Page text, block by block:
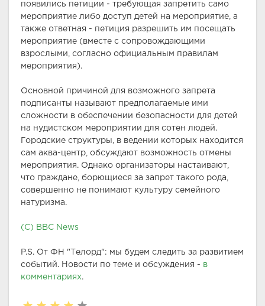
появились петиции - требующая запретить само
мероприятие либо доступ детей на мероприятие, а
также ответная - петиция разрешить им посещать
мероприятие (вместе с сопровождающими
взрослыми, согласно официальным правилам
мероприятия).
Основной причиной для возможного запрета
подписанты называют предполагаемые ими
сложности в обеспечении безопасности для детей
на нудистском мероприятии для сотен людей.
Городские структуры, в ведении которых находится
сам аква-центр, обсуждают возможность отмены
мероприятия. Однако организаторы настаивают,
что граждане, борющиеся за запрет такого рода,
совершенно не понимают культуру семейного
натуризма.
(С) BBC News
P.S. От ФН "Телорд": мы будем следить за развитием
событий. Новости по теме и обсуждения - в
комментариях.